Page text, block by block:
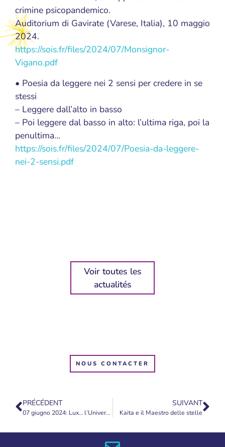
crimine psicopandemico.
Auditorium di Gavirate (Varese, Italia), 10 maggio
2024.
https://sois.fr/files/2024/07/Monsignor-
Vigano.pdf
• Poesia da leggere nei 2 sensi per credere in se
stessi
– Leggere dall’alto in basso
– Poi leggere dal basso in alto: l’ultima riga, poi la
penultima…
https://sois.fr/files/2024/07/Poesia-da-leggere-
nei-2-sensi.pdf
Voir toutes les
actualités
NOUS CONTACTER
PRÉCÉDENT
07 giugno 2024: Lux… l’Universita’ della conoscenza
SUIVANT
Kaita e il Maestro delle stelle